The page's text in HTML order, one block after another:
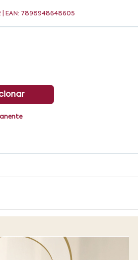
| EAN: 7898948648605